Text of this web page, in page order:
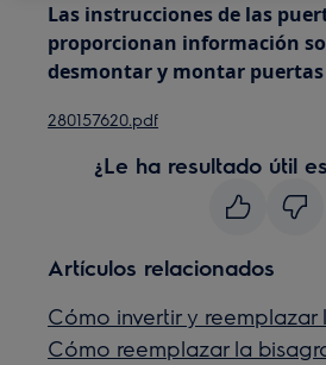
Las instrucciones de las
proporcionan información
desmontar y montar puertas
280157620.pdf
¿Le ha resultado útil
Artículos relacionados
Cómo invertir y reemplazar
Cómo reemplazar la